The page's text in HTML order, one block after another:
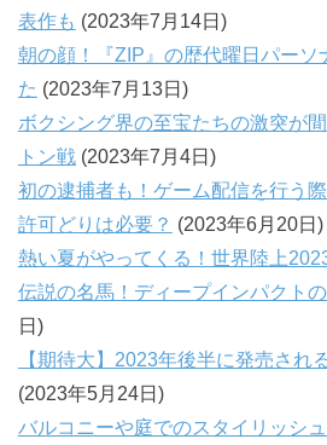
表作も (2023年7月14日)
朝の顔！『ZIP』の歴代曜日パーソ
た (2023年7月13日)
ボクシング界の至宝たちの激突が
トン戦 (2023年7月4日)
初の逮捕者も！ゲーム配信を行う
許可どりは必要？ (2023年6月20日)
熱い夏がやってくる！世界陸上
伝説の名馬！ディープインパクトの
日)
【期待大】2023年後半に発売され
(2023年5月24日)
バルコニーや庭でのスタイリッシ